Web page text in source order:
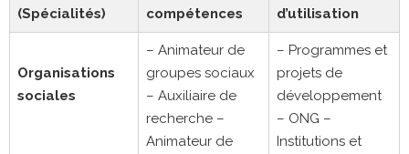
(Spécialités)
compétences
d’utilisation
Organisations
sociales
– Animateur de
groupes sociaux
– Auxiliaire de
recherche –
Animateur de
– Programmes et
projets de
développement
– ONG –
Institutions et